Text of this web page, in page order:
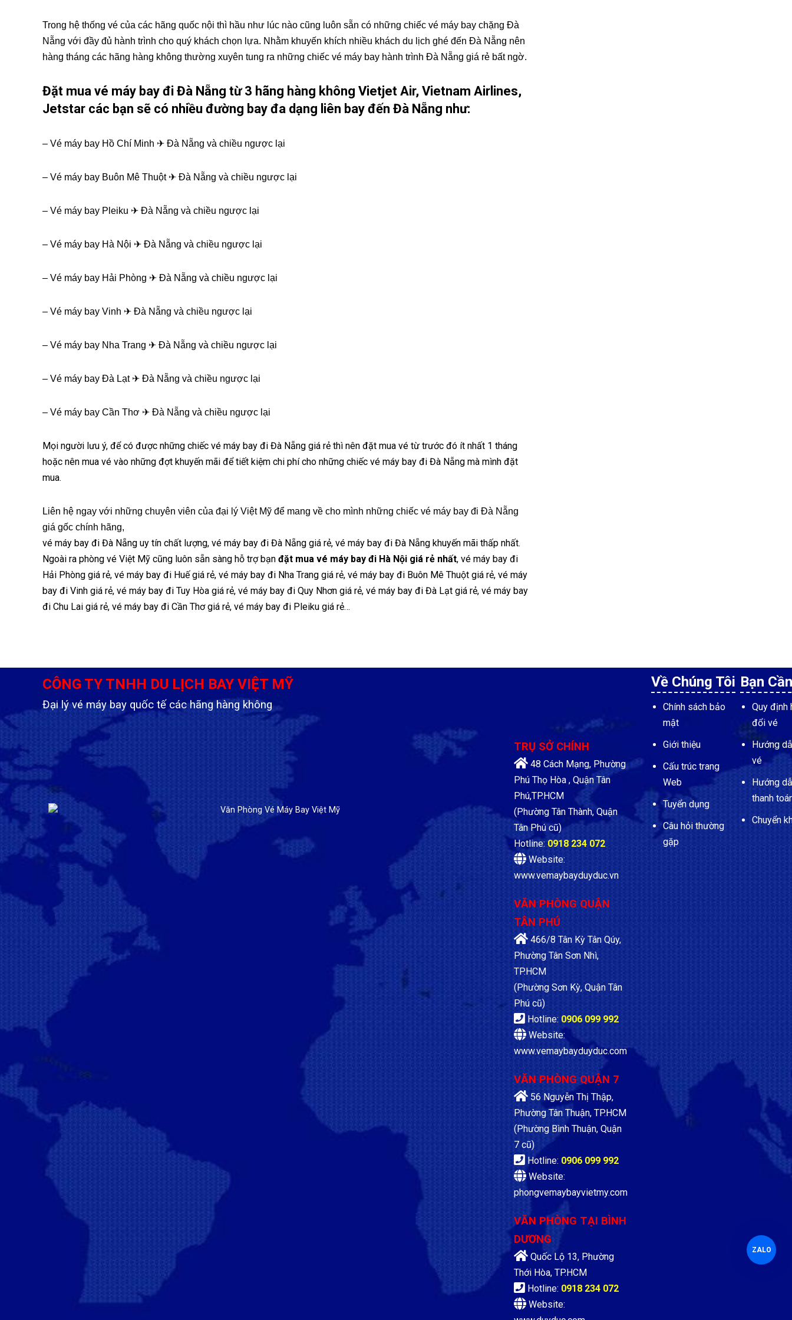
Trong hệ thống vé của các hãng quốc nội thì hầu như lúc nào cũng luôn sẵn có những chiếc vé máy bay chặng Đà
Nẵng với đầy đủ hành trình cho quý khách chọn lựa. Nhằm khuyến khích nhiều khách du lịch ghé đến Đà Nẵng nên
hàng tháng các hãng hàng không thường xuyên tung ra những chiếc vé máy bay hành trình Đà Nẵng giá rẻ bất ngờ.
Đặt mua vé máy bay đi Đà Nẵng từ 3 hãng hàng không Vietjet Air, Vietnam Airlines,
Jetstar các bạn sẽ có nhiều đường bay đa dạng liên bay đến Đà Nẵng như:
– Vé máy bay Hồ Chí Minh ✈ Đà Nẵng và chiều ngược lại
– Vé máy bay Buôn Mê Thuột ✈ Đà Nẵng và chiều ngược lại
– Vé máy bay Pleiku ✈ Đà Nẵng và chiều ngược lại
– Vé máy bay Hà Nội ✈ Đà Nẵng và chiều ngược lại
– Vé máy bay Hải Phòng ✈ Đà Nẵng và chiều ngược lại
– Vé máy bay Vinh ✈ Đà Nẵng và chiều ngược lại
– Vé máy bay Nha Trang ✈ Đà Nẵng và chiều ngược lại
– Vé máy bay Đà Lạt ✈ Đà Nẵng và chiều ngược lại
– Vé máy bay Cần Thơ ✈ Đà Nẵng và chiều ngược lại
Mọi người lưu ý, để có được những chiếc vé máy bay đi Đà Nẵng giá rẻ thì nên đặt mua vé từ trước đó ít nhất 1 tháng
hoặc nên mua vé vào những đợt khuyến mãi để tiết kiệm chi phí cho những chiếc vé máy bay đi Đà Nẵng mà mình đặt
mua.
Liên hệ ngay với những chuyên viên của đại lý Việt Mỹ để mang về cho mình những chiếc vé máy bay đi Đà Nẵng
giá gốc chính hãng,
vé máy bay đi Đà Nẵng uy tín chất lượng, vé máy bay đi Đà Nẵng giá rẻ, vé máy bay đi Đà Nẵng khuyến mãi thấp nhất.
Ngoài ra phòng vé Việt Mỹ cũng luôn sẵn sàng hỗ trợ bạn đặt mua vé máy bay đi Hà Nội giá rẻ nhất, vé máy bay đi
Hải Phòng giá rẻ, vé máy bay đi Huế giá rẻ, vé máy bay đi Nha Trang giá rẻ, vé máy bay đi Buôn Mê Thuột giá rẻ, vé máy
bay đi Vinh giá rẻ, vé máy bay đi Tuy Hòa giá rẻ, vé máy bay đi Quy Nhơn giá rẻ, vé máy bay đi Đà Lạt giá rẻ, vé máy bay
đi Chu Lai giá rẻ, vé máy bay đi Cần Thơ giá rẻ, vé máy bay đi Pleiku giá rẻ…
CÔNG TY TNHH DU LỊCH BAY VIỆT MỸ
Đại lý vé máy bay quốc tế các hãng hàng không
TRỤ SỞ CHÍNH
48 Cách Mạng, Phường
Phú Thọ Hòa , Quận Tân
Phú,TP.HCM
(Phường Tân Thành, Quận
Tân Phú cũ)
Hotline: 0918 234 072
Website:
www.vemaybayduyduc.vn
VĂN PHÒNG QUẬN
TÂN PHÚ
466/8 Tân Kỳ Tân Qúy,
Phường Tân Sơn Nhì,
TP.HCM
(Phường Sơn Kỳ, Quận Tân
Phú cũ)
Hotline: 0906 099 992
Website:
www.vemaybayduyduc.com
VĂN PHÒNG QUẬN 7
56 Nguyễn Thị Thập,
Phường Tân Thuận, TP.HCM
(Phường Bình Thuận, Quận
7 cũ)
Hotline: 0906 099 992
Website:
phongvemaybayvietmy.com
VĂN PHÒNG TẠI BÌNH
DƯƠNG
Quốc Lộ 13, Phường
Thới Hòa, TP.HCM
Hotline: 0918 234 072
Website:
Về Chúng Tôi
Chính sách bảo
mật
Giới thiệu
Cấu trúc trang
Web
Tuyển dụng
Câu hỏi thường
gặp
Bạn
Quy định
đổi vé
Hướng
vé
Hướng
thanh
Chuyển
ZALO